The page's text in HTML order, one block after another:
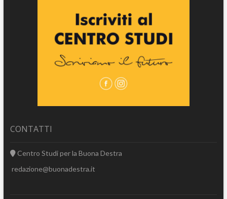
CONTATTI
Centro Studi per la Buona Destra
redazione@buonadestra.it